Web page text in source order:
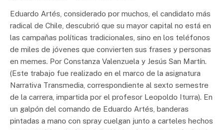
Eduardo Artés, considerado por muchos, el candidato más
radical de Chile, descubrió que su mayor capital no está en
las campañas políticas tradicionales, sino en los teléfonos
de miles de jóvenes que convierten sus frases y personas
en memes. Por Constanza Valenzuela y Jesús San Martín.
(Este trabajo fue realizado en el marco de la asignatura
Narrativa Transmedia, correspondiente al sexto semestre
de la carrera, impartida por el profesor Leopoldo Iturra). En
un galpón del comando de Eduardo Artés, banderas
pintadas a mano con spray cuelgan junto a carteles hechos